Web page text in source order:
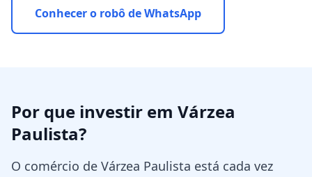
Conhecer o robô de WhatsApp
Por que investir em Várzea
Paulista?
O comércio de Várzea Paulista está cada vez